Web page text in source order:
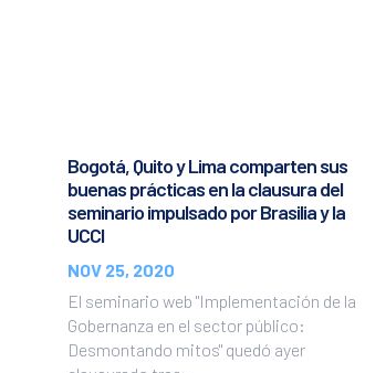
Bogotá, Quito y Lima comparten sus
buenas prácticas en la clausura del
seminario impulsado por Brasilia y la
UCCI
NOV 25, 2020
El seminario web "Implementación de la
Gobernanza en el sector público:
Desmontando mitos" quedó ayer